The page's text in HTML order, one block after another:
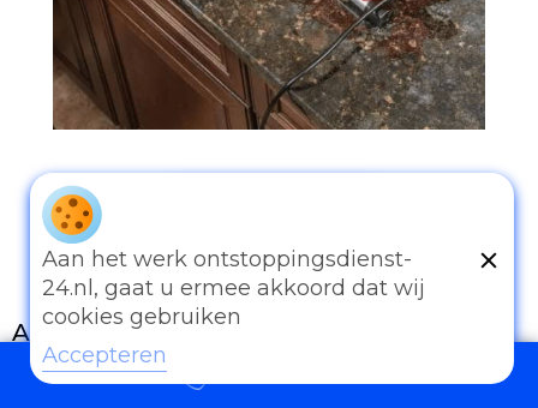
Andere diensten
Eender welk probleem van afvoer of
Aan het werk ontstoppingsdienst-
24.nl, gaat u ermee akkoord dat wij
cookies gebruiken
Accepteren